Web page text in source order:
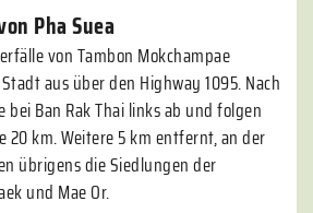
Pha Suea
von Tambon Mokchampae
aus über den Highway 1095. Nach
bei Ban Rak Thai links ab und folgen
km. Weitere 5 km entfernt, an der
übrigens die Siedlungen der
und Mae Or.